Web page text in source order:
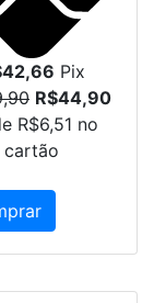
Pix
R$44,90
R$6,51 no
cartão